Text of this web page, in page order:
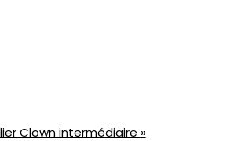
Clown intermédiaire »